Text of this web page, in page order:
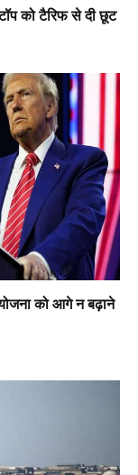
को टैरिफ से दी छूट
को आगे न बढ़ाने